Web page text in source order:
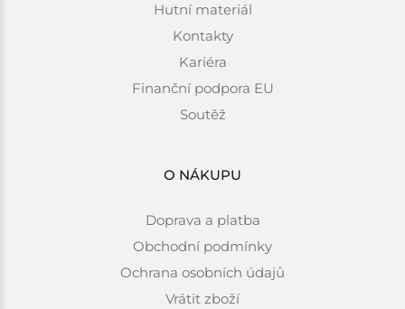
Hutní materiál
Kontakty
Kariéra
Finanční podpora EU
Soutěž
O NÁKUPU
Doprava a platba
Obchodní podmínky
Ochrana osobních údajů
Vrátit zboží